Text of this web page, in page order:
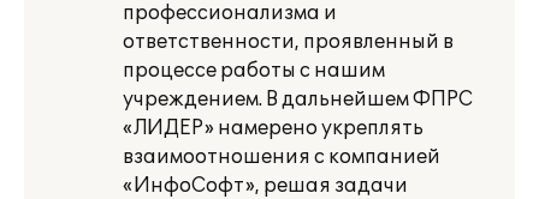
профессионализма и
ответственности, проявленный в
процессе работы с нашим
учреждением. В дальнейшем ФПРС
«ЛИДЕР» намерено укреплять
взаимоотношения с компанией
«ИнфоСофт», решая задачи